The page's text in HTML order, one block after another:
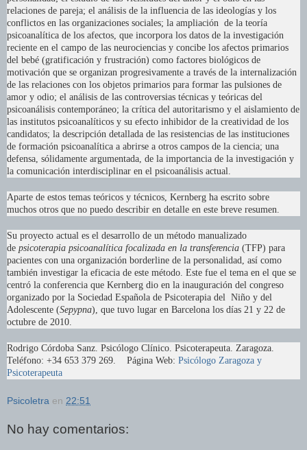
relaciones de pareja; el análisis de la influencia de las ideologías y los
conflictos en las organizaciones sociales; la ampliación de la teoría
psicoanalítica de los afectos, que incorpora los datos de la investigación
reciente en el campo de las neurociencias y concibe los afectos primarios
del bebé (gratificación y frustración) como factores biológicos de
motivación que se organizan progresivamente a través de la internalización
de las relaciones con los objetos primarios para formar las pulsiones de
amor y odio; el análisis de las controversias técnicas y teóricas del
psicoanálisis contemporáneo; la crítica del autoritarismo y el aislamiento de
las institutos psicoanalíticos y su efecto inhibidor de la creatividad de los
candidatos; la descripción detallada de las resistencias de las instituciones
de formación psicoanalítica a abrirse a otros campos de la ciencia; una
defensa, sólidamente argumentada, de la importancia de la investigación y
la comunicación interdisciplinar en el psicoanálisis actual.
Aparte de estos temas teóricos y técnicos, Kernberg ha escrito sobre
muchos otros que no puedo describir en detalle en este breve resumen.
Su proyecto actual es el desarrollo de un método manualizado
de psicoterapia psicoanalítica focalizada en la transferencia (TFP) para
pacientes con una organización borderline de la personalidad, así como
también investigar la eficacia de este método. Este fue el tema en el que se
centró la conferencia que Kernberg dio en la inauguración del congreso
organizado por la Sociedad Española de Psicoterapia del Niño y del
Adolescente (Sepypna), que tuvo lugar en Barcelona los días 21 y 22 de
octubre de 2010.
Rodrigo Córdoba Sanz. Psicólogo Clínico. Psicoterapeuta. Zaragoza.
Teléfono: +34 653 379 269. Página Web: Psicólogo Zaragoza y
Psicoterapeuta
Psicoletra en 22:51
No hay comentarios: